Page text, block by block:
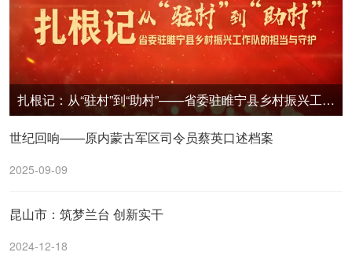
扎根记：从“驻村”到“助村”——省委驻睢宁县乡村振兴工作队的担当与守护
世纪回响——原内蒙古军区司令员蔡英口述档案
2025-09-09
昆山市：筑梦兰台 创新实干
2024-12-18